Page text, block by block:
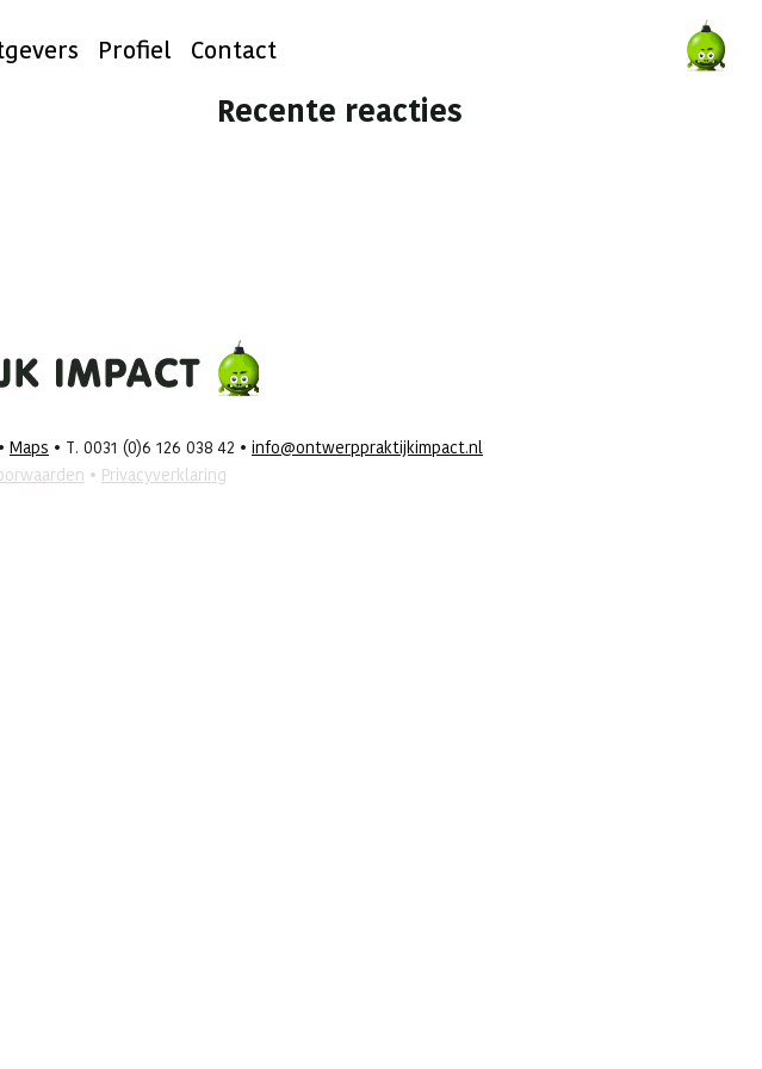
Profiel Contact
Recente reacties
Maps • T. 0031 (0)6 126 038 42 • info@ontwerppraktijkimpact.nl
• Privacyverklaring